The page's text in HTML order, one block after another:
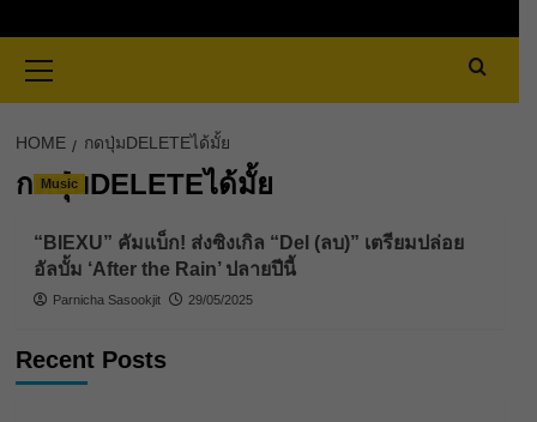
Menu
HOME กดปุ่มDELETEได้มั้ย
กดปุ่มDELETEได้มั้ย
Music
“BIEXU” คัมแบ็ก! ส่งซิงเกิล “Del (ลบ)” เตรียมปล่อย
อัลบั้ม ‘After the Rain’ ปลายปีนี้
Parnicha Sasookjit 29/05/2025
Recent Posts